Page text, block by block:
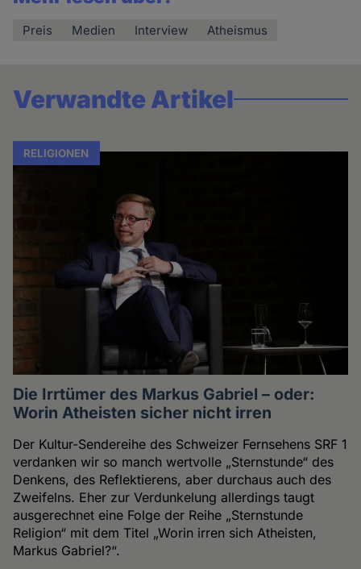
Preis Medien Interview Atheismus
Verwandte Artikel
RELIGIONEN
Die Irrtümer des Markus Gabriel – oder:
Worin Atheisten sicher nicht irren
Der Kultur-Sendereihe des Schweizer Fernsehens SRF 1
verdanken wir so manch wertvolle „Sternstunde“ des
Denkens, des Reflektierens, aber durchaus auch des
Zweifelns. Eher zur Verdunkelung allerdings taugt
ausgerechnet eine Folge der Reihe „Sternstunde
Religion“ mit dem Titel „Worin irren sich Atheisten,
Markus Gabriel?“.